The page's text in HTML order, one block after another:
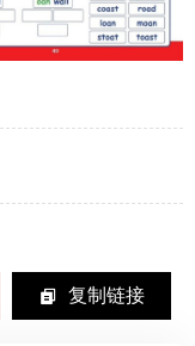
复制链接